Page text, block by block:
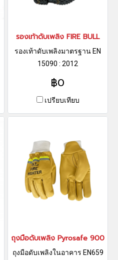
รองเท้าดับเพลิง FIRE BULL
รองเท้าดับเพลิงมาตรฐาน EN
15090 : 2012
฿0
เปรียบเทียบ
ถุงมือดับเพลิง Pyrosafe 900
ถุงมือดับเพลิงในอาคาร EN659